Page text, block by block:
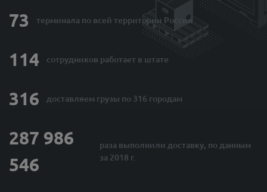
73 терминала по всей территории России
114 сотрудников работает в штате
316 доставляем грузы по 316 городам
287 986
546
раза выполнили доставку, по данным
за 2018 г.